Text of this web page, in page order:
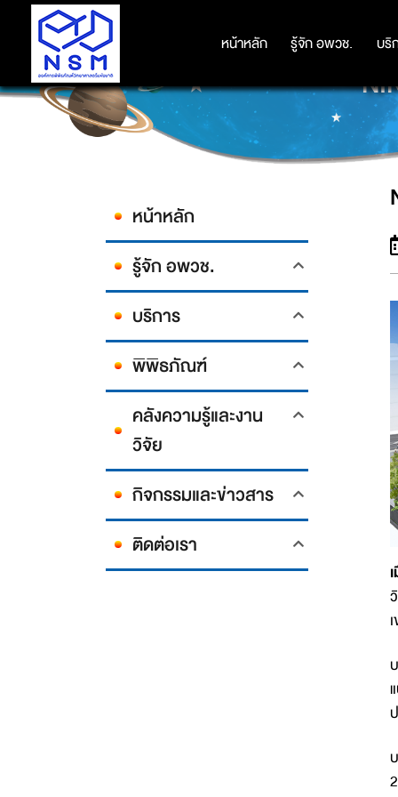
หน้าหลัก รู้จัก อพวช. บริ
หน้าหลัก รู้จัก อพวช. บริ
หน้าหลัก
รู้จัก อพวช.
บริการ
พิพิธภัณฑ์
คลังความรู้และงาน
วิจัย
กิจกรรมและข่าวสาร
ติดต่อเรา